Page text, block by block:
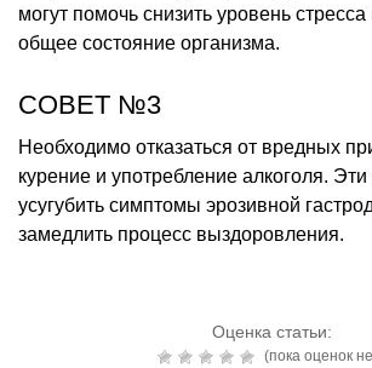
могут помочь снизить уровень
общее состояние организма.
СОВЕТ №3
Необходимо отказаться от вредных
курение и употребление алкоголя.
усугубить симптомы эрозивной
замедлить процесс выздоровления.
Оценка статьи:
(пока оценок